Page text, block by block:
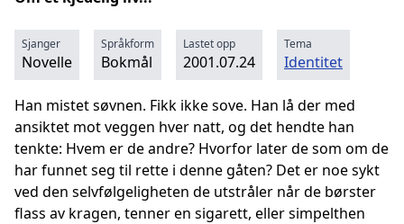
Sjanger
Novelle
Språkform
Bokmål
Lastet opp
2001.07.24
Tema
Identitet
Han mistet søvnen. Fikk ikke sove. Han lå der med
ansiktet mot veggen hver natt, og det hendte han
tenkte: Hvem er de andre? Hvorfor later de som om de
har funnet seg til rette i denne gåten? Det er noe sykt
ved den selvfølgeligheten de utstråler når de børster
flass av kragen, tenner en sigarett, eller simpelthen